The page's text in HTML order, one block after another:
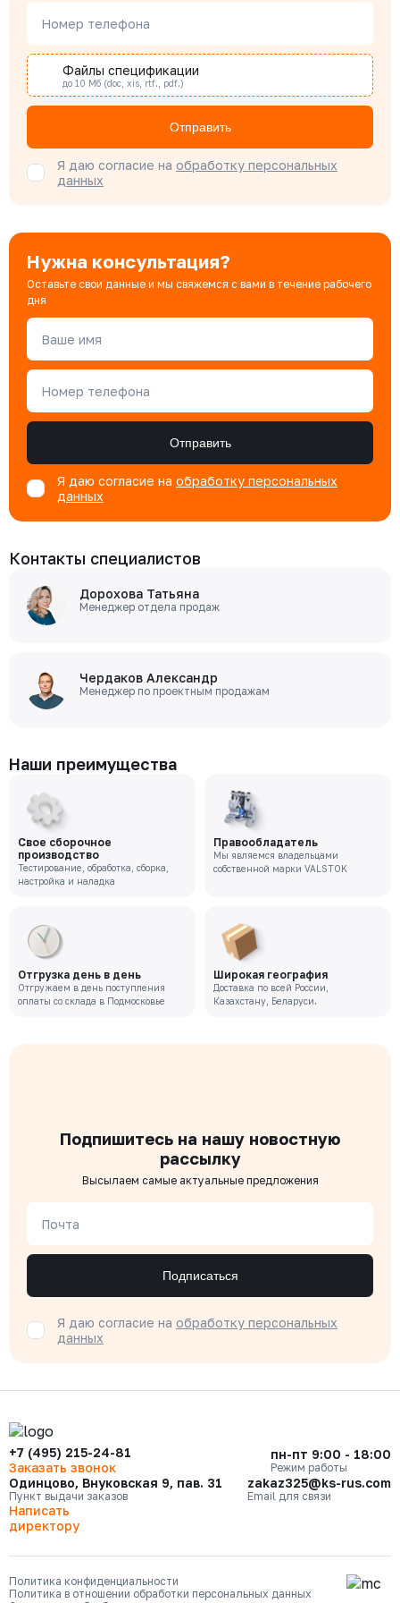
Наталья Гомонова
Бондарюк Евгения
Специалист отдела продаж
Номер телефона
Файлы спецификации
до 10 Мб (doc, xis, rtf., pdf.)
Отправить
Я даю согласие на обработку персональных
данных
Нужна консультация?
Оставьте свои данные и мы свяжемся с вами в течение рабочего
дня
Ваше имя
Номер телефона
Отправить
Я даю согласие на обработку персональных
данных
Контакты специалистов
Дорохова Татьяна
Менеджер отдела продаж
Чердаков Александр
Менеджер по проектным продажам
Наши преимущества
Свое сборочное
производство
Тестирование, обработка, сборка,
настройка и наладка
Правообладатель
Мы являемся владельцами
собственной марки VALSTOK
Отгрузка день в день
Отгружаем в день поступления
оплаты со склада в Подмосковье
Широкая география
Доставка по всей России,
Казахстану, Беларуси.
Подпишитесь на нашу новостную
рассылку
Высылаем самые актуальные предложения
Почта
Подписаться
Я даю согласие на обработку персональных
данных
+7 (495) 215-24-81
Заказать звонок
пн-пт 9:00 - 18:00
Режим работы
Одинцово, Внуковская 9, пав. 31
Пункт выдачи заказов
zakaz325@ks-rus.com
Email для связи
Написать
директору
Политика конфиденциальности
Политика в отношении обработки персональных данных